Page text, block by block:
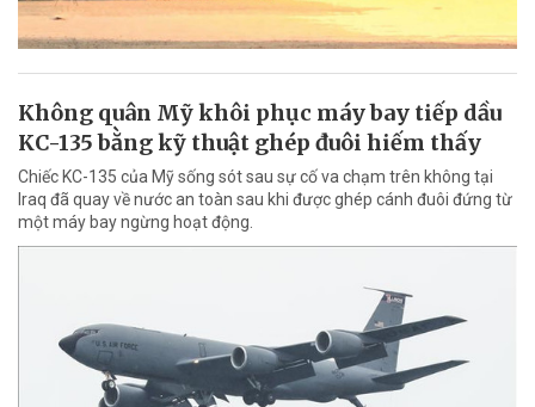
Không quân Mỹ khôi phục máy bay tiếp dầu
KC-135 bằng kỹ thuật ghép đuôi hiếm thấy
Chiếc KC-135 của Mỹ sống sót sau sự cố va chạm trên không tại
Iraq đã quay về nước an toàn sau khi được ghép cánh đuôi đứng từ
một máy bay ngừng hoạt động.